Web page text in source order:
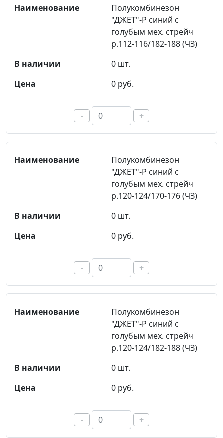
Полукомбинезон
"ДЖЕТ"-Р синий с
голубым мех. стрейч
р.112-116/182-188 (ЧЗ)
0 шт.
0 руб.
- +
Полукомбинезон
"ДЖЕТ"-Р синий с
голубым мех. стрейч
р.120-124/170-176 (ЧЗ)
0 шт.
0 руб.
- +
Полукомбинезон
"ДЖЕТ"-Р синий с
голубым мех. стрейч
р.120-124/182-188 (ЧЗ)
0 шт.
0 руб.
- +